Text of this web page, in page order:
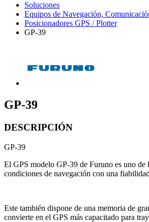
Soluciones
Equipos de Navegación,
Posicionadores GPS / Plotter
GP-39
GP-39
DESCRIPCIÓN
GP-39
El GPS modelo GP-39 de Furuno es uno
condiciones de navegación con una
Este también dispone de una memoria de
convierte en el GPS más capacitado para